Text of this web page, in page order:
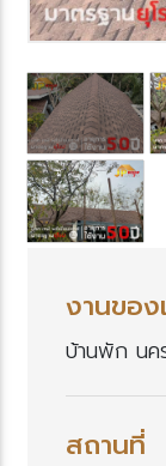
งานของ
บ้านพัก นค
สถานที่